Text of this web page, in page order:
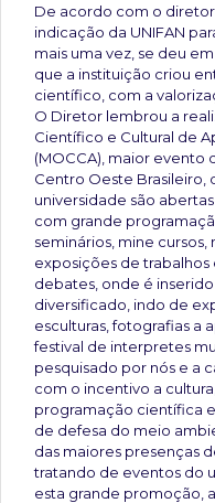
De acordo com o diretor
indicação da UNIFAN
mais uma vez, se deu
que a instituição criou
científico, com a
O Diretor lembrou a
Científico e Cultural de
(MOCCA), maior evento
Centro Oeste Brasileiro,
universidade são
com grande
seminários, mine cursos,
exposições de trabalhos
debates, onde é
diversificado, indo de
esculturas, fotografias a
festival de interpretes
pesquisado por nós e a
com o incentivo a
programação científica
de defesa do meio
das maiores presenças
tratando de eventos do
esta grande promoção,